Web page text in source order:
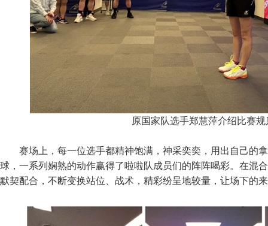
原国家队选手郑慧萍介绍比赛规
赛场上，每一位选手都精神饱满，神采奕奕，用出自己的
球，一系列娴熟的动作赢得了啦啦队成员们的阵阵喝彩。在混
默契配合，不断变换站位、战术，精彩纷呈地较量，让场下的